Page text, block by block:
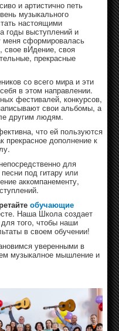
и артистично петь
музыкального
настоящими
годы выступлений и
меня сформировалась
свое вИдение, своя
прекрасные
со всего мира и эти
в этом направлении.
фестивалей, конкурсов,
свои альбомы, а
другим людям.
что ей пользуются
прекрасное дополнение к
для
под гитару или
аккомпанементу,
обучающие
Наша Школа создает
того, чтобы наши
в своем обучении!
уверенными в
музыкалное мышление и